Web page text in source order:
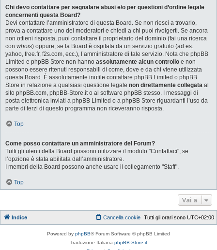
Chi devo contattare per segnalare abusi e/o per questioni d’ordine legale
concernenti questa Board?
Devi contattare l’amministratore di questa Board. Se non riesci a trovarlo,
prova a contattare uno dei moderatori e chiedi a chi puoi rivolgerti. Se ancora
non ottieni risposta, puoi contattare il proprietario del dominio (fai una ricerca
con whois) oppure, se la Board è ospitata da un servizio gratuito (ad es.
yahoo, free.fr, f2s.com, ecc.), l’amministratore di tale servizio. Nota che phpBB
Limited e phpBB Store non hanno assolutamente alcun controllo e non
possono essere ritenuti responsabili di come, dove e da chi viene utilizzata
questa Board. È assolutamente inutile contattare phpBB Limited o phpBB
Store in relazione a qualsiasi questione legale non direttamente collegata al
sito phpBB.com, phpBB-Store.it o al software phpBB stesso. I messaggi di
posta elettronica inviati a phpBB Limited o a phpBB Store riguardanti l’uso da
parte di terzi di questo programma non riceveranno risposta.
Top
Come posso contattare un amministratore del Forum?
Tutti gli utenti della Board possono utilizzare il modulo "Contattaci", se
l’opzione è stata abilitata dall’amministratore.
I membri della Board possono anche usare il collegamento "Staff".
Top
Vai a
Indice Tutti gli orari sono UTC+02:00
Cancella cookie
Powered by phpBB® Forum Software © phpBB Limited
Traduzione Italiana phpBB-Store.it